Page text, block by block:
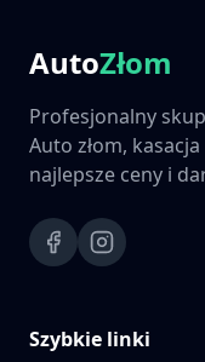
AutoZłom
Profesjonalny
Auto złom,
najlepsze ceny i
Szybkie linki